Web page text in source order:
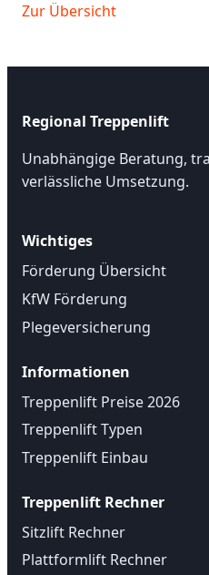
Zur Übersicht
Regional Treppenlift
Unabhängige Beratung,
verlässliche Umsetzung.
Wichtiges
Förderung Übersicht
KfW Förderung
Plegeversicherung
Informationen
Treppenlift Preise 2026
Treppenlift Typen
Treppenlift Einbau
Treppenlift Rechner
Sitzlift Rechner
Plattformlift Rechner